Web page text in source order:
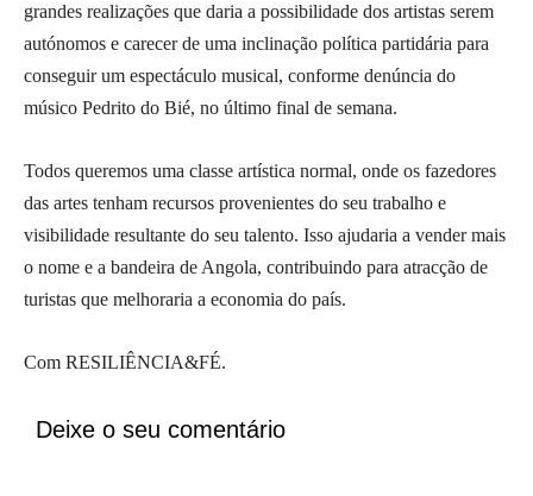
grandes realizações que daria a possibilidade dos artistas serem
autónomos e carecer de uma inclinação política partidária para
conseguir um espectáculo musical, conforme denúncia do
músico Pedrito do Bié, no último final de semana.
Todos queremos uma classe artística normal, onde os fazedores
das artes tenham recursos provenientes do seu trabalho e
visibilidade resultante do seu talento. Isso ajudaria a vender mais
o nome e a bandeira de Angola, contribuindo para atracção de
turistas que melhoraria a economia do país.
Com RESILIÊNCIA&FÉ.
Deixe o seu comentário